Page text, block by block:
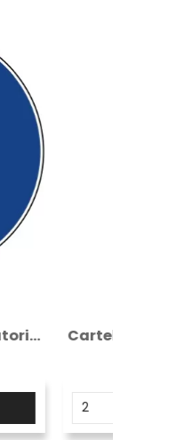
Cartello stradale disco diam. 60 cm classe...